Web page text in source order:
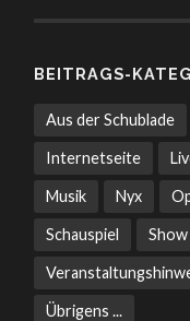
BEITRAGS-
Aus der Schublade
Internetseite
Musik Nyx
Schauspiel Show
Übrigens ...